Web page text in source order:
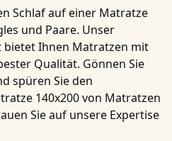
Schlaf auf einer Matratze
und Paare. Unser
Ihnen Matratzen mit
Qualität. Gönnen Sie
spüren Sie den
140x200 von Matratzen
Sie auf unsere Expertise